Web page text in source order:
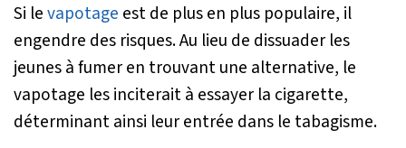
Si levapotage est de plus en plus populaire, il
engendre des risques. Au lieu de dissuader les
jeunes à fumer en trouvant une alternative, le
vapotage les inciterait à essayer la cigarette,
déterminant ainsi leur entrée dans le tabagisme.